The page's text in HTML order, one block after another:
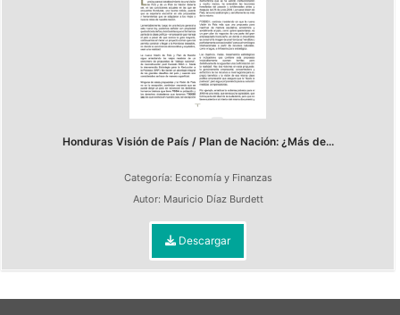
Honduras Visión de País / Plan de Nación: ¿Más de...
Categoría: Economía y Finanzas
Autor: Mauricio Díaz Burdett
Descargar